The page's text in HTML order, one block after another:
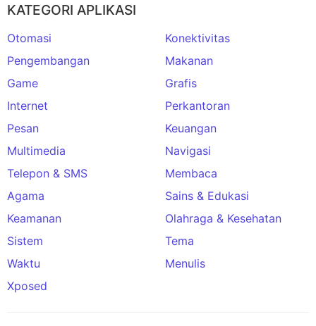
KATEGORI APLIKASI
Otomasi
Konektivitas
Pengembangan
Makanan
Game
Grafis
Internet
Perkantoran
Pesan
Keuangan
Multimedia
Navigasi
Telepon & SMS
Membaca
Agama
Sains & Edukasi
Keamanan
Olahraga & Kesehatan
Sistem
Tema
Waktu
Menulis
Xposed